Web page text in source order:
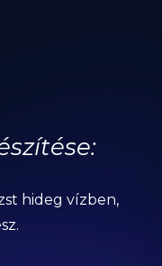
hideg vízben,